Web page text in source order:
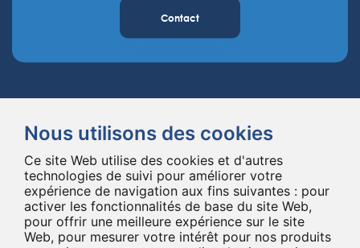
Nous utilisons des cookies
Ce site Web utilise des cookies et d'autres
technologies de suivi pour améliorer votre
expérience de navigation aux fins suivantes : pour
activer les fonctionnalités de base du site Web,
pour offrir une meilleure expérience sur le site
Web, pour mesurer votre intérêt pour nos produits
Contact
Spineway conçoit et fournit des implants et des instruments innovants
pour la chirurgie du rachis, améliorant la chirurgie rachidienne dans le
monde entier depuis 20 ans.
*Ensemble, jusqu'au bout